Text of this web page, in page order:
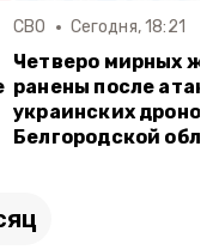
СВО Сегодня, 18:21
Четверо мирных
ранены после атак
украинских дронов
Белгородской